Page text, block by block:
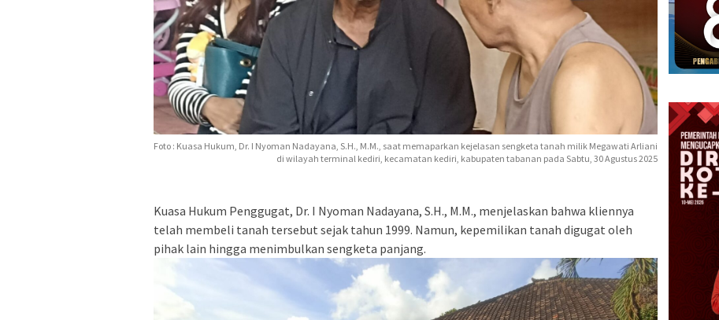
Foto : Kuasa Hukum, Dr. I Nyoman Nadayana, S.H., M.M., saat memaparkan kejelasan sengketa tanah milik Megawati Arliani
di wilayah terminal kediri, kecamatan kediri, kabupaten tabanan pada Sabtu, 30 Agustus 2025
Kuasa Hukum Penggugat, Dr. I Nyoman Nadayana, S.H., M.M., menjelaskan bahwa kliennya
telah membeli tanah tersebut sejak tahun 1999. Namun, kepemilikan tanah digugat oleh
pihak lain hingga menimbulkan sengketa panjang.